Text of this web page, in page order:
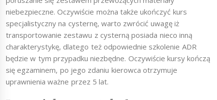
niebezpieczne. Oczywiście można także ukończyć kurs
specjalistyczny na cysternę, warto zwrócić uwagę iż
transportowanie zestawu z cysterną posiada nieco inną
charakterystykę, dlatego też odpowiednie szkolenie ADR
będzie w tym przypadku niezbędne. Oczywiście kursy kończą
się egzaminem, po jego zdaniu kierowca otrzymuje
uprawnienia ważne przez 5 lat.